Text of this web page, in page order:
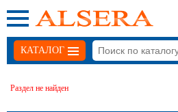
КАТАЛОГ
Раздел не найден